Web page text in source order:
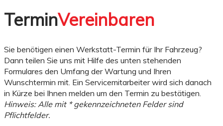
TerminVereinbaren
Sie benötigen einen Werkstatt-Termin für Ihr Fahrzeug?
Dann teilen Sie uns mit Hilfe des unten stehenden
Formulares den Umfang der Wartung und Ihren
Wunschtermin mit. Ein Servicemitarbeiter wird sich danach
in Kürze bei Ihnen melden um den Termin zu bestätigen.
Hinweis: Alle mit * gekennzeichneten Felder sind
Pflichtfelder.